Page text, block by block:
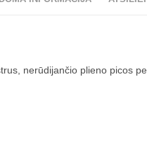
nerūdijančio plieno picos